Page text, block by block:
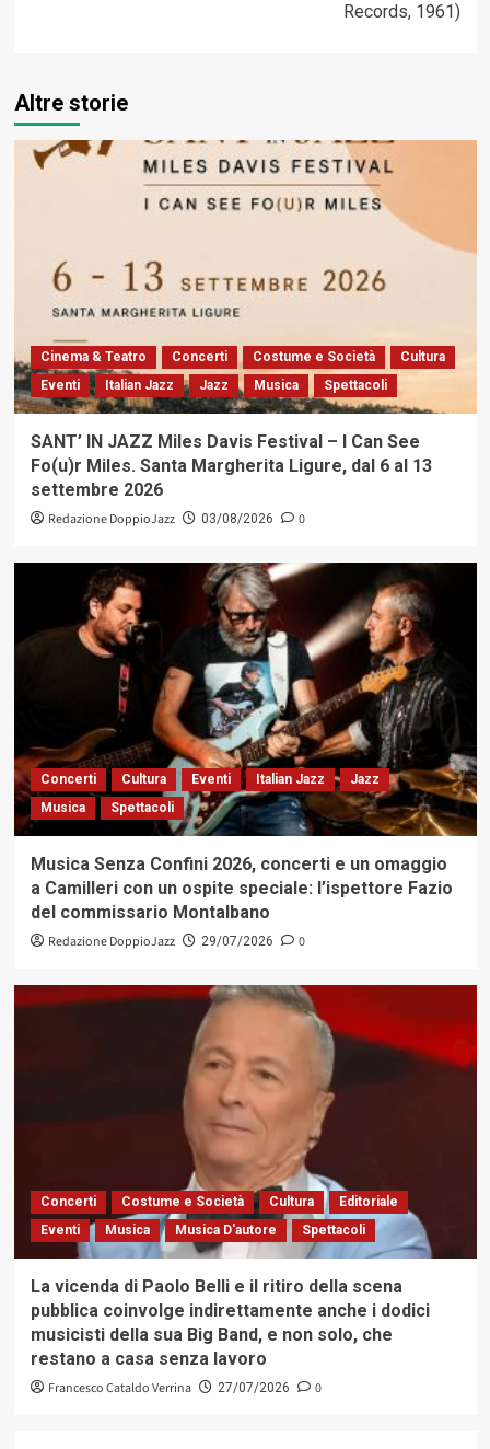
Records, 1961)
Altre storie
Cinema & Teatro Concerti Costume e Società
Cultura
Eventi
Italian Jazz Jazz Musica Spettacoli
SANT’ IN JAZZ Miles Davis Festival – I Can See
Fo(u)r Miles. Santa Margherita Ligure, dal 6 al 13
settembre 2026
Redazione DoppioJazz 03/08/2026 0
Concerti Cultura Eventi Italian Jazz
Jazz
Musica
Spettacoli
Musica Senza Confini 2026, concerti e un omaggio
a Camilleri con un ospite speciale: l’ispettore Fazio
del commissario Montalbano
Redazione DoppioJazz 29/07/2026 0
Concerti Costume e Società Cultura
Editoriale
Eventi
Musica Musica D'autore Spettacoli
La vicenda di Paolo Belli e il ritiro della scena
pubblica coinvolge indirettamente anche i dodici
musicisti della sua Big Band, e non solo, che
restano a casa senza lavoro
Francesco Cataldo Verrina 27/07/2026 0